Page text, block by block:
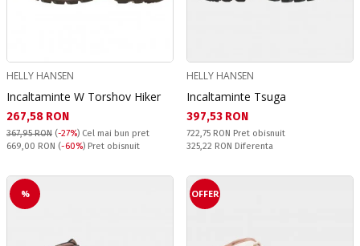
HELLY HANSEN
Incaltaminte W Torshov Hiker
Текуща цена:
267,58 RON
367,95 RON (-27%) Cel mai bun pret
Pret obisnuit:
669,00 RON (-60%) Pret obisnuit
HELLY HANSEN
Incaltaminte Tsuga
Текуща цена:
397,53 RON
Pret obisnuit:
722,75 RON Pret obisnuit
Спестявате:
325,22 RON Diferenta
% OFFER